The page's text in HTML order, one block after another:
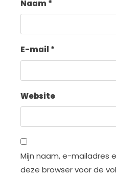
Naam *
E-mail *
Website
Mijn naam, e-mailadres
deze browser voor de